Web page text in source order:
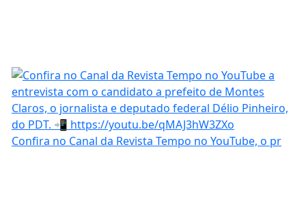
Confira no Canal da Revista Tempo no YouTube, o pr